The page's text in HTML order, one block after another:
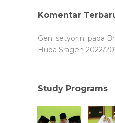
Komentar
Geni setyorini pada
Huda Sragen 2022/
Study Programs